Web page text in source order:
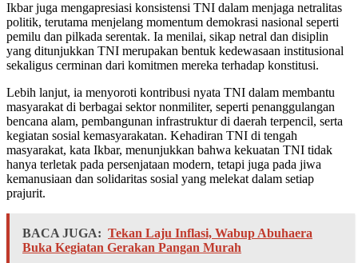
Ikbar juga mengapresiasi konsistensi TNI dalam menjaga netralitas
politik, terutama menjelang momentum demokrasi nasional seperti
pemilu dan pilkada serentak. Ia menilai, sikap netral dan disiplin
yang ditunjukkan TNI merupakan bentuk kedewasaan institusional
sekaligus cerminan dari komitmen mereka terhadap konstitusi.
Lebih lanjut, ia menyoroti kontribusi nyata TNI dalam membantu
masyarakat di berbagai sektor nonmiliter, seperti penanggulangan
bencana alam, pembangunan infrastruktur di daerah terpencil, serta
kegiatan sosial kemasyarakatan. Kehadiran TNI di tengah
masyarakat, kata Ikbar, menunjukkan bahwa kekuatan TNI tidak
hanya terletak pada persenjataan modern, tetapi juga pada jiwa
kemanusiaan dan solidaritas sosial yang melekat dalam setiap
prajurit.
BACA JUGA: Tekan Laju Inflasi, Wabup Abuhaera
Buka Kegiatan Gerakan Pangan Murah